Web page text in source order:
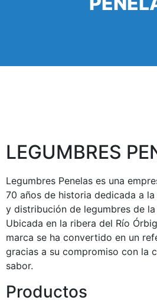
LEGUMBRES
Legumbres Penelas es una
70 años de historia dedicada a
y distribución de legumbres de
Ubicada en la ribera del Río
marca se ha convertido en un
gracias a su compromiso con la
sabor.
Productos